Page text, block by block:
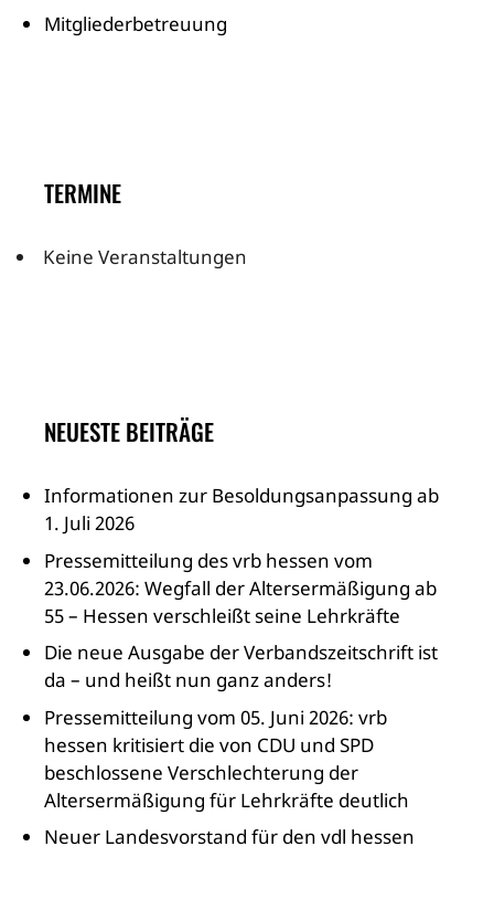
Mitgliederbetreuung
TERMINE
Keine Veranstaltungen
NEUESTE BEITRÄGE
Informationen zur Besoldungsanpassung ab
1. Juli 2026
Pressemitteilung des vrb hessen vom
23.06.2026: Wegfall der Altersermäßigung ab
55 – Hessen verschleißt seine Lehrkräfte
Die neue Ausgabe der Verbandszeitschrift ist
da – und heißt nun ganz anders!
Pressemitteilung vom 05. Juni 2026: vrb
hessen kritisiert die von CDU und SPD
beschlossene Verschlechterung der
Altersermäßigung für Lehrkräfte deutlich
Neuer Landesvorstand für den vdl hessen